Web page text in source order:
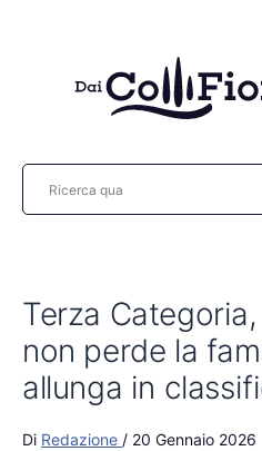
Terza Categoria,
non perde la
allunga in
Di Redazione / 20 Gennaio 2026